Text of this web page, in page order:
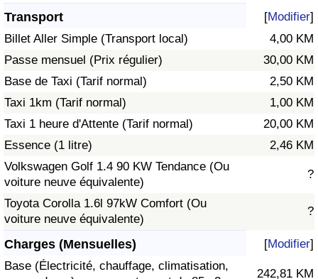
Transport [Modifier]
Billet Aller Simple (Transport local)
4,00 KM
Passe mensuel (Prix régulier)
30,00 KM
Base de Taxi (Tarif normal)
2,50 KM
Taxi 1km (Tarif normal)
1,00 KM
Taxi 1 heure d'Attente (Tarif normal)
20,00 KM
Essence (1 litre)
2,46 KM
Volkswagen Golf 1.4 90 KW Tendance (Ou
voiture neuve équivalente)
?
Toyota Corolla 1.6l 97kW Comfort (Ou
voiture neuve équivalente)
?
Charges (Mensuelles) [Modifier]
Base (Électricité, chauffage, climatisation,
242,81 KM